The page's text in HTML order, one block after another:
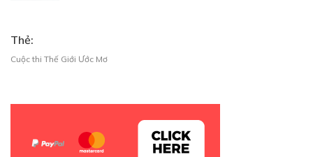
Thẻ:
Cuộc thi Thế Giới Ước Mơ